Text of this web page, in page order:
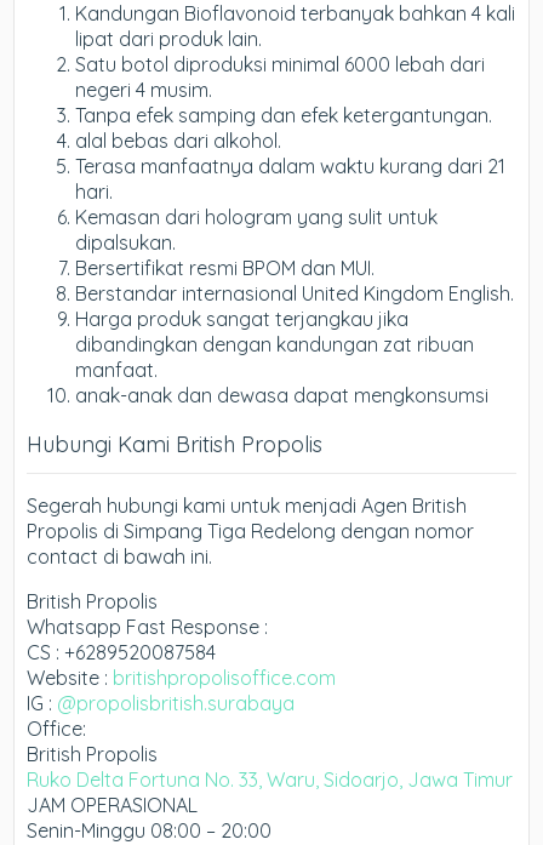
Kandungan Bioflavonoid terbanyak bahkan 4 kali
lipat dari produk lain.
Satu botol diproduksi minimal 6000 lebah dari
negeri 4 musim.
Tanpa efek samping dan efek ketergantungan.
alal bebas dari alkohol.
Terasa manfaatnya dalam waktu kurang dari 21
hari.
Kemasan dari hologram yang sulit untuk
dipalsukan.
Bersertifikat resmi BPOM dan MUI.
Berstandar internasional United Kingdom English.
Harga produk sangat terjangkau jika
dibandingkan dengan kandungan zat ribuan
manfaat.
anak-anak dan dewasa dapat mengkonsumsi
Hubungi Kami British Propolis
Segerah hubungi kami untuk menjadi Agen British
Propolis di Simpang Tiga Redelong dengan nomor
contact di bawah ini.
British Propolis
Whatsapp Fast Response :
CS : +6289520087584
Website : britishpropolisoffice.com
IG : @propolisbritish.surabaya
Office:
British Propolis
Ruko Delta Fortuna No. 33, Waru, Sidoarjo, Jawa Timur
JAM OPERASIONAL
Senin-Minggu 08:00 – 20:00